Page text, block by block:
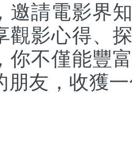
邀請電影界
觀影心得、
你不僅能豐
朋友，收獲